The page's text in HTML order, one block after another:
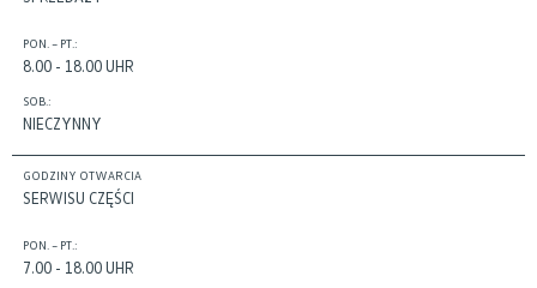
PON. – PT.:
8.00 - 18.00 UHR
SOB.:
NIECZYNNY
GODZINY OTWARCIA
SERWISU CZĘŚCI
PON. – PT.:
7.00 - 18.00 UHR